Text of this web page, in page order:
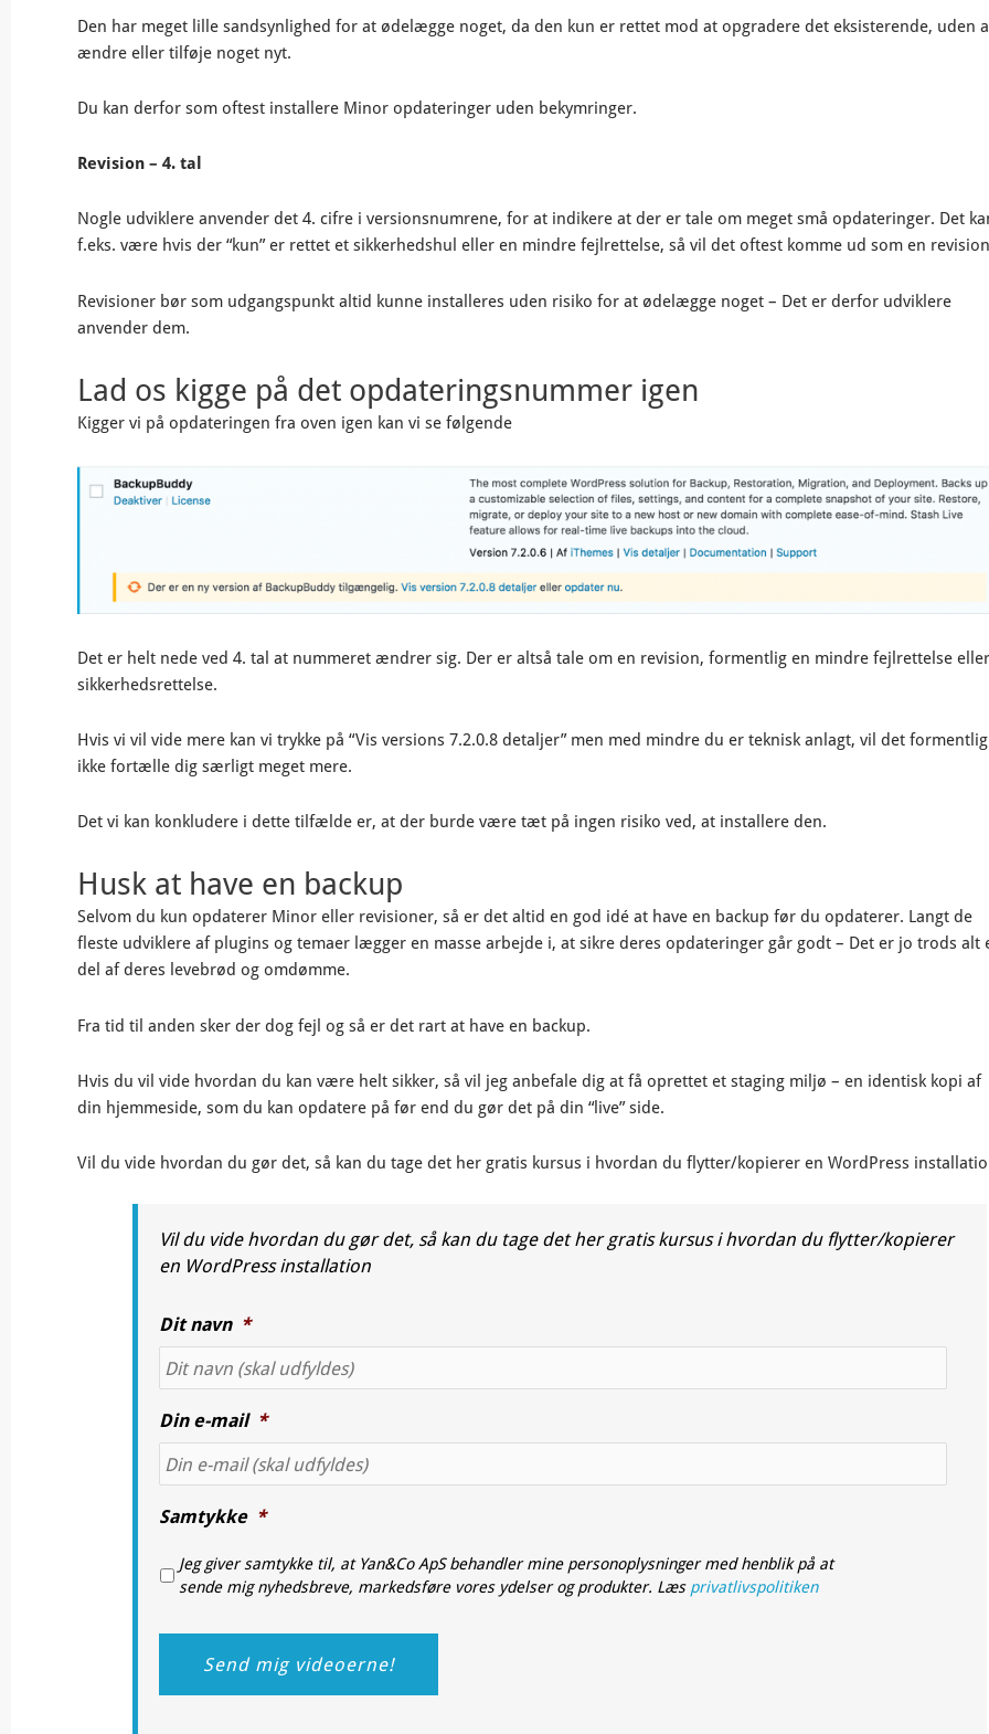
Den har meget lille sandsynlighed for at ødelægge noget, da den kun er rettet mod at opgradere det eksisterende, uden
ændre eller tilføje noget nyt.
Du kan derfor som oftest installere Minor opdateringer uden bekymringer.
Revision – 4. tal
Nogle udviklere anvender det 4. cifre i versionsnumrene, for at indikere at der er tale om meget små opdateringer. Det
f.eks. være hvis der “kun” er rettet et sikkerhedshul eller en mindre fejlrettelse, så vil det oftest komme ud som en
Revisioner bør som udgangspunkt altid kunne installeres uden risiko for at ødelægge noget – Det er derfor udviklere
anvender dem.
Lad os kigge på det opdateringsnummer igen
Kigger vi på opdateringen fra oven igen kan vi se følgende
Det er helt nede ved 4. tal at nummeret ændrer sig. Der er altså tale om en revision, formentlig en mindre fejlrettelse eller
sikkerhedsrettelse.
Hvis vi vil vide mere kan vi trykke på “Vis versions 7.2.0.8 detaljer” men med mindre du er teknisk anlagt, vil det formentlig
ikke fortælle dig særligt meget mere.
Det vi kan konkludere i dette tilfælde er, at der burde være tæt på ingen risiko ved, at installere den.
Husk at have en backup
Selvom du kun opdaterer Minor eller revisioner, så er det altid en god idé at have en backup før du opdaterer. Langt de
fleste udviklere af plugins og temaer lægger en masse arbejde i, at sikre deres opdateringer går godt – Det er jo trods alt
del af deres levebrød og omdømme.
Fra tid til anden sker der dog fejl og så er det rart at have en backup.
Hvis du vil vide hvordan du kan være helt sikker, så vil jeg anbefale dig at få oprettet et staging miljø – en identisk kopi af
din hjemmeside, som du kan opdatere på før end du gør det på din “live” side.
Vil du vide hvordan du gør det, så kan du tage det her gratis kursus i hvordan du flytter/kopierer en WordPress
Vil du vide hvordan du gør det, så kan du tage det her gratis kursus i hvordan du flytter/kopierer
en WordPress installation
Dit navn *
Din e-mail *
Samtykke *
Jeg giver samtykke til, at Yan&Co ApS behandler mine personoplysninger med henblik på at
sende mig nyhedsbreve, markedsføre vores ydelser og produkter. Læs privatlivspolitiken